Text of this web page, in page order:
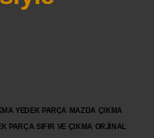
YEDEK PARÇA MAZDA ÇIKMA
PARÇA SIFIR VE ÇIKMA ORJİNAL